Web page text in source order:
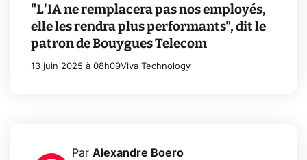
"L'IA ne remplacera pas nos employés,
elle les rendra plus performants", dit le
patron de Bouygues Telecom
13 juin 2025 à 08h09Viva Technology
Par Alexandre Boero